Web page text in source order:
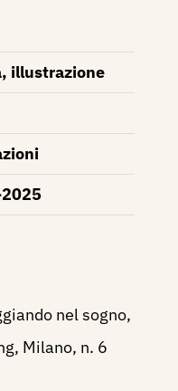
illustrazione
nel sogno,
Milano, n. 6